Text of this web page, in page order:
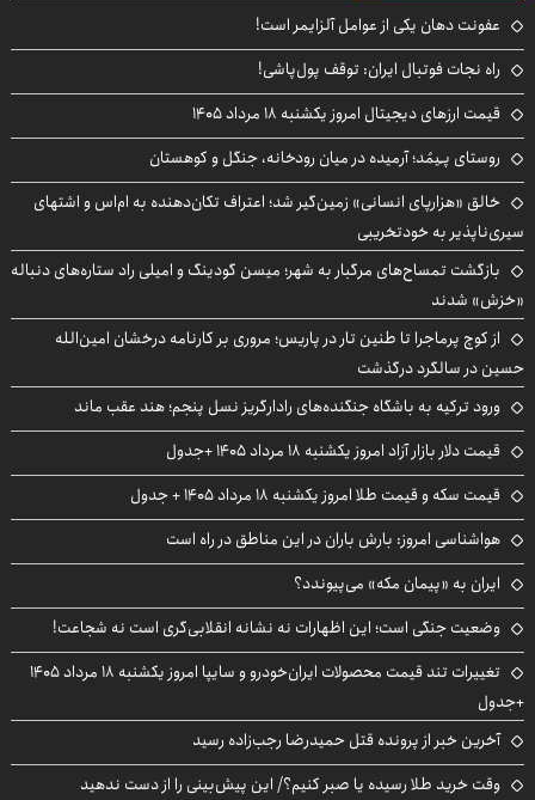
عفونت دهان یکی از عوامل آلزایمر است!
راه نجات فوتبال ایران: توقف پول‌پاشی!
قیمت ارزهای دیجیتال امروز یکشنبه ۱۸ مرداد ۱۴۰۵
روستای پـِیمُد؛ آرمیده در میان رودخانه، جنگل و کوهستان
خالق «هزارپای انسانی» زمین‌گیر شد؛ اعتراف تکان‌دهنده به ام‌اس و اشتهای
سیری‌ناپذیر به خودتخریبی
بازگشت تمساح‌های مرگبار به شهر؛ میسن گودینگ و امیلی راد ستاره‌های دنباله
«خزش» شدند
از کوچ‌ پرماجرا تا طنین تار در پاریس؛ مروری بر کارنامه درخشان امین‌الله
حسین در سالگرد درگذشت
ورود ترکیه به باشگاه جنگنده‌های رادارگریز نسل پنجم؛ هند عقب ماند
قیمت دلار بازار آزاد امروز یکشنبه ۱۸ مرداد ۱۴۰۵ +جدول
قیمت سکه و قیمت طلا امروز یکشنبه ۱۸ مرداد ۱۴۰۵ + جدول
هواشناسی امروز: بارش باران در این مناطق در راه است
ایران به «پیمان مکه» می‌پیوندد؟
وضعیت جنگی است؛ این اظهارات نه نشانه انقلابی‌گری است نه شجاعت!
تغییرات تند قیمت محصولات ایران‌خودرو و سایپا امروز یکشنبه ۱۸ مرداد ۱۴۰۵
+جدول
آخرین خبر از پرونده قتل حمیدرضا رجب‌زاده رسید
وقت خرید طلا رسیده یا صبر کنیم؟/ این پیش‌بینی را از دست ندهید